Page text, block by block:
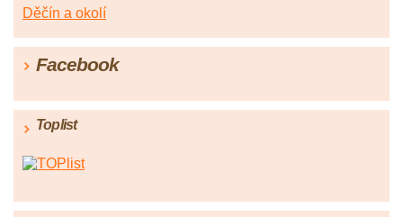
Děčín a okolí
Facebook
Toplist